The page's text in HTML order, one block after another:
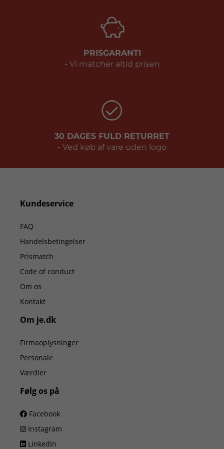
PRISGARANTI
- Vi matcher altid prisen
30 DAGES FULD RETURRET
- Ved køb af vare uden logo
Kundeservice
FAQ
Handelsbetingelser
Prismatch
Code of conduct
Om os
Kontakt
Om je.dk
Firmaoplysninger
Personale
Værdier
Følg os på
Facebook
Instagram
LinkedIn